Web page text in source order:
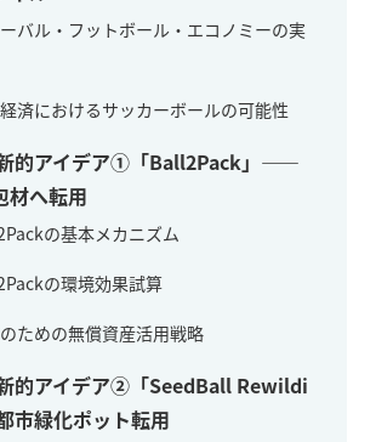
バル・フットボール・エコノミーの実
済におけるサッカーボールの可能性
的アイデア①「Ball2Pack」——
材へ転用
の基本メカニズム
の環境効果試算
ための無償資産活用戦略
的アイデア②「SeedBall Rewildi
緑化ポット転用